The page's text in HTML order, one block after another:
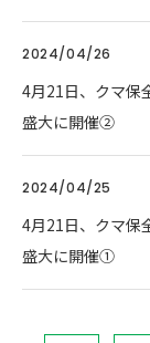
2024/04/26
4月21日、クマ保
盛大に開催②
2024/04/25
4月21日、クマ保
盛大に開催①